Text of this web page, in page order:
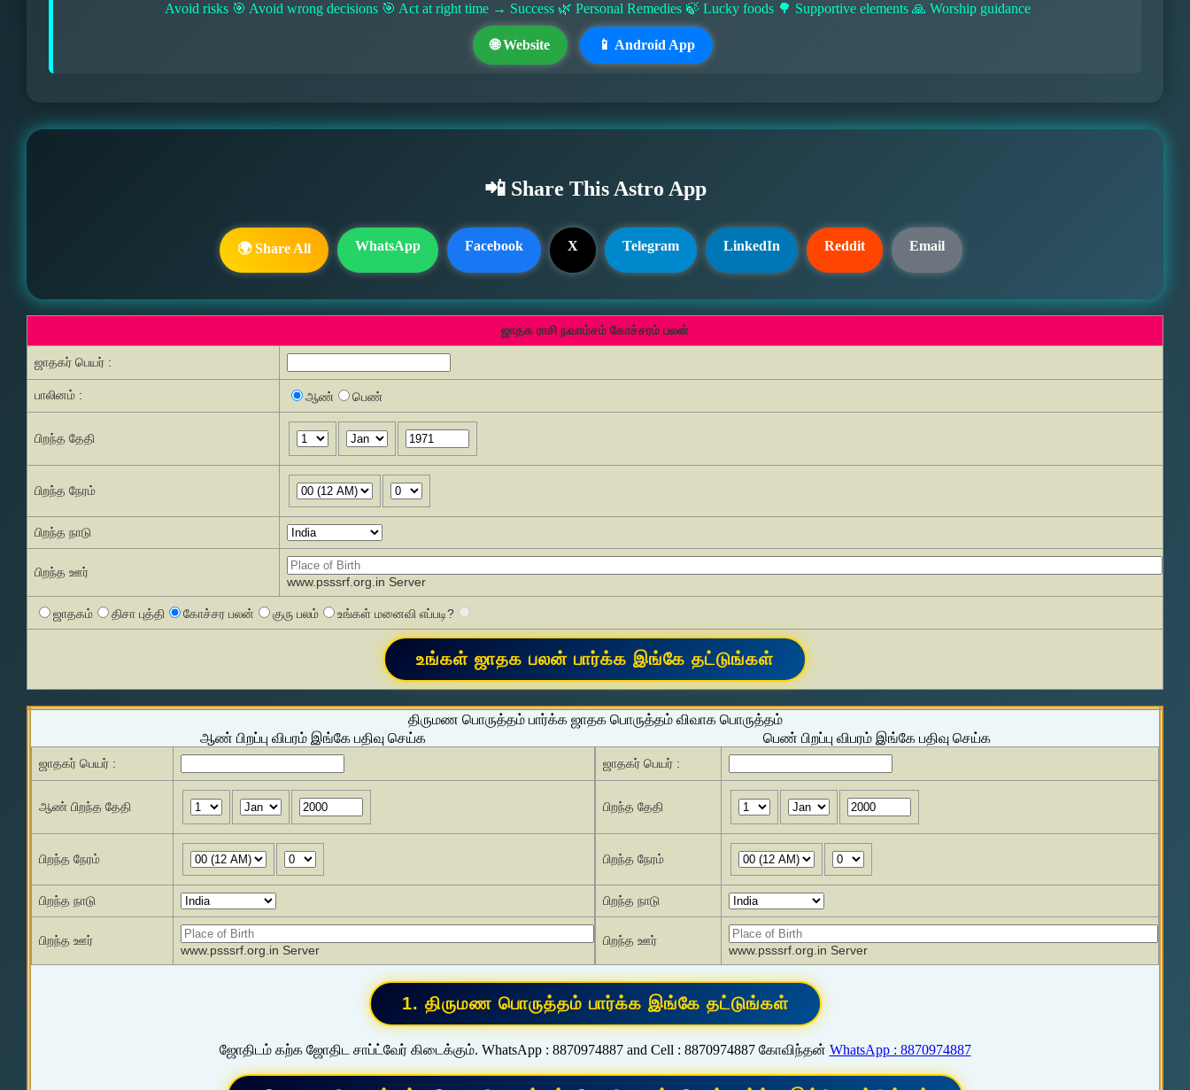
Avoid risks 🎯 Avoid wrong decisions 🎯 Act at right time → Success 🌿 Personal Remedies 🍃 Lucky foods 🌳 Supportive elements 🙏 Worship guidance
🌐 Website 📱 Android App
📲 Share This Astro App
🌍 Share All WhatsApp Facebook X Telegram LinkedIn Reddit Email
ஜாதக ராசி நவாம்சம் கோச்சரம் பலன்
ஜாதகர் பெயர் :
பாலினம் : ஆண் பெண்
பிறந்த தேதி
பிறந்த நேரம்
பிறந்த நாடு
பிறந்த ஊர்
www.psssrf.org.in Server
ஜாதகம் திசா புத்தி கோச்சர பலன் குரு பலம் உங்கள் மனைவி எப்படி?
திருமண பொருத்தம் பார்க்க ஜாதக பொருத்தம் விவாக பொருத்தம்
ஆண் பிறப்பு விபரம் இங்கே பதிவு செய்க
பெண் பிறப்பு விபரம் இங்கே பதிவு செய்க
ஜாதகர் பெயர் :
ஆண் பிறந்த தேதி
பிறந்த நேரம்
பிறந்த நாடு
பிறந்த ஊர்
www.psssrf.org.in Server
ஜாதகர் பெயர் :
பிறந்த தேதி
பிறந்த நேரம்
பிறந்த நாடு
பிறந்த ஊர்
www.psssrf.org.in Server
ஜோதிடம் கற்க ஜோதிட சாப்ட்வேர் கிடைக்கும். WhatsApp : 8870974887 and Cell : 8870974887 கோவிந்தன் WhatsApp : 8870974887